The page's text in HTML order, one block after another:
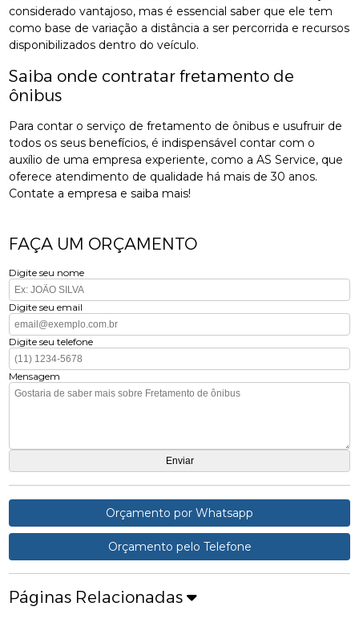
considerado vantajoso, mas é essencial saber que ele tem
como base de variação a distância a ser percorrida e recursos
disponibilizados dentro do veículo.
Saiba onde contratar fretamento de
ônibus
Para contar o serviço de fretamento de ônibus e usufruir de
todos os seus benefícios, é indispensável contar com o
auxílio de uma empresa experiente, como a AS Service, que
oferece atendimento de qualidade há mais de 30 anos.
Contate a empresa e saiba mais!
FAÇA UM ORÇAMENTO
Digite seu nome
Digite seu email
Digite seu telefone
Mensagem
Orçamento por Whatsapp
Orçamento pelo Telefone
Páginas Relacionadas